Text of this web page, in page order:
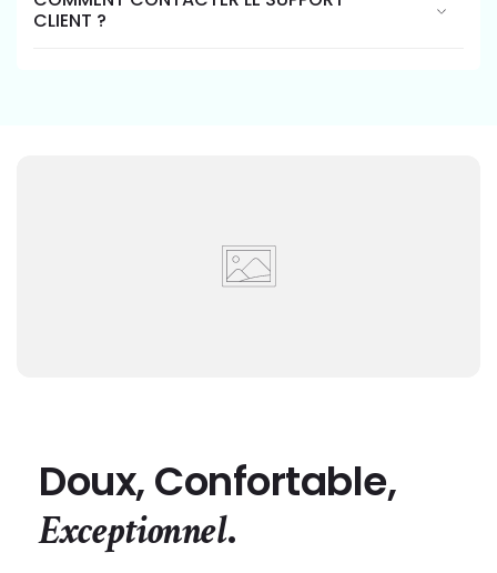
CLIENT ?
Doux, Confortable,
Exceptionnel.